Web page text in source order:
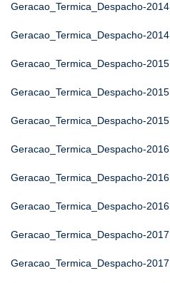
Geracao_Termica_Despacho-2014
Geracao_Termica_Despacho-2014
Geracao_Termica_Despacho-2015
Geracao_Termica_Despacho-2015
Geracao_Termica_Despacho-2015
Geracao_Termica_Despacho-2016
Geracao_Termica_Despacho-2016
Geracao_Termica_Despacho-2016
Geracao_Termica_Despacho-2017
Geracao_Termica_Despacho-2017